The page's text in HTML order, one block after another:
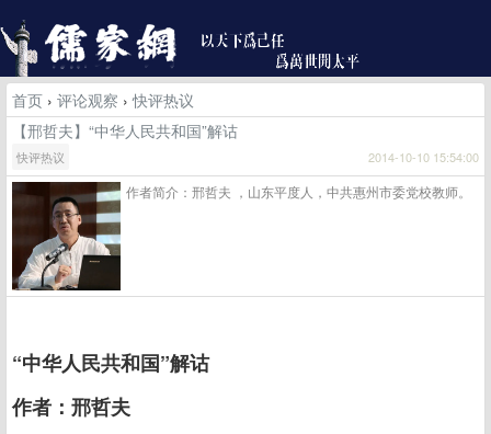
首页 › 评论观察 ›快评热议
【邢哲夫】“中华人民共和国”解诂
快评热议 2014-10-10 15:54:00
作者简介：邢哲夫 ，山东平度人，中共惠州市委党校教师。
“中华人民共和国”解诂
作者：邢哲夫